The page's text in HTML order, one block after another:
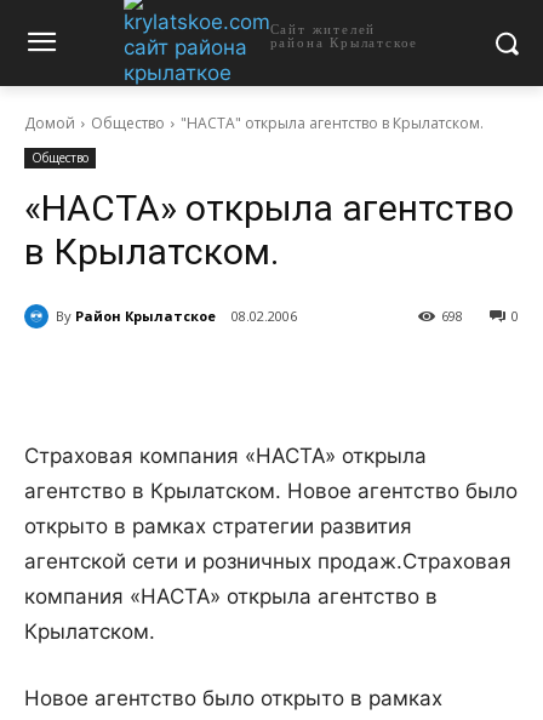
Сайт жителей
района Крылатское
Домой Общество "НАСТА" открыла агентство в Крылатском.
Общество
«НАСТА» открыла агентство
в Крылатском.
By Район Крылатское 08.02.2006 0
698
Страховая компания «НАСТА» открыла
агентство в Крылатском. Новое агентство было
открыто в рамках стратегии развития
агентской сети и розничных продаж.Страховая
компания «НАСТА» открыла агентство в
Крылатском.
Новое агентство было открыто в рамках